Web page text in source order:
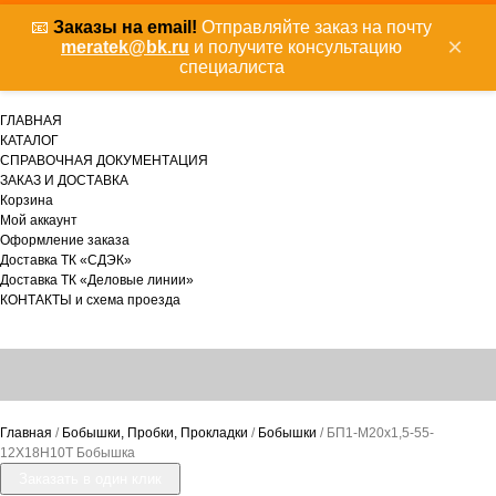
📧 Заказы на email! Отправляйте заказ на почту
meratek@bk.ru и получите консультацию
специалиста
×
ГЛАВНАЯ
КАТАЛОГ
СПРАВОЧНАЯ ДОКУМЕНТАЦИЯ
ЗАКАЗ И ДОСТАВКА
Корзина
Мой аккаунт
Оформление заказа
Доставка ТК «СДЭК»
Доставка ТК «Деловые линии»
КОНТАКТЫ и схема проезда
Главная / Бобышки, Пробки, Прокладки / Бобышки / БП1-М20х1,5-55-
12Х18Н10Т Бобышка